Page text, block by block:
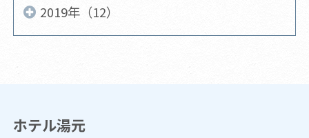
2019年（12）
ホテル湯元